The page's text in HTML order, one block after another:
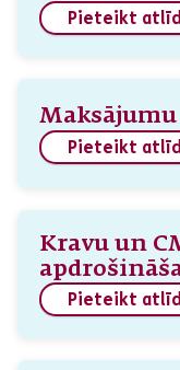
Pieteikt
Maksājumu
Pieteikt
Kravu un
Pieteikt